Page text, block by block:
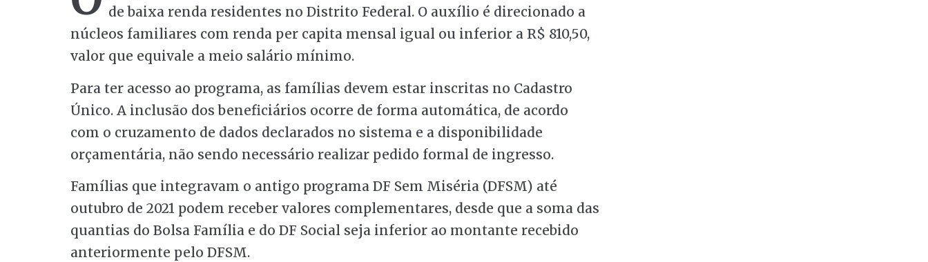
de baixa renda residentes no Distrito Federal. O auxílio é direcionado a
núcleos familiares com renda per capita mensal igual ou inferior a R$ 810,50,
valor que equivale a meio salário mínimo.
Para ter acesso ao programa, as famílias devem estar inscritas no Cadastro
Único. A inclusão dos beneficiários ocorre de forma automática, de acordo
com o cruzamento de dados declarados no sistema e a disponibilidade
orçamentária, não sendo necessário realizar pedido formal de ingresso.
Famílias que integravam o antigo programa DF Sem Miséria (DFSM) até
outubro de 2021 podem receber valores complementares, desde que a soma das
quantias do Bolsa Família e do DF Social seja inferior ao montante recebido
anteriormente pelo DFSM.